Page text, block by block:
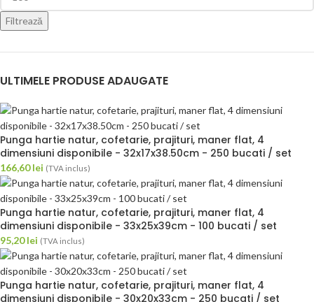
Filtrează
ULTIMELE PRODUSE ADAUGATE
Punga hartie natur, cofetarie, prajituri, maner flat, 4
dimensiuni disponibile - 32x17x38.50cm - 250 bucati / set
166,60lei (TVA inclus)
Punga hartie natur, cofetarie, prajituri, maner flat, 4
dimensiuni disponibile - 33x25x39cm - 100 bucati / set
95,20lei (TVA inclus)
Punga hartie natur, cofetarie, prajituri, maner flat, 4
dimensiuni disponibile - 30x20x33cm - 250 bucati / set